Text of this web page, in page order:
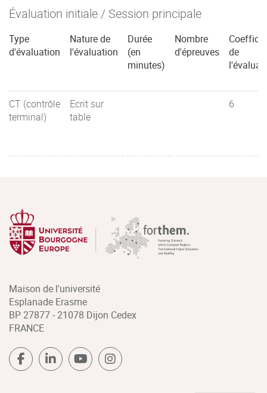
Évaluation initiale / Session principale
Type
d'évaluation
Nature de
l'évaluation
Durée
(en
minutes)
Nombre
d'épreuves
de
CT (contrôle
terminal)
Ecrit sur
table
6
Maison de l'université
Esplanade Erasme
BP 27877 - 21078 Dijon Cedex
FRANCE